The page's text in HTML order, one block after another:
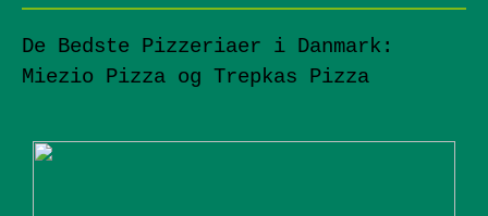
De Bedste Pizzeriaer i Danmark:
Miezio Pizza og Trepkas Pizza